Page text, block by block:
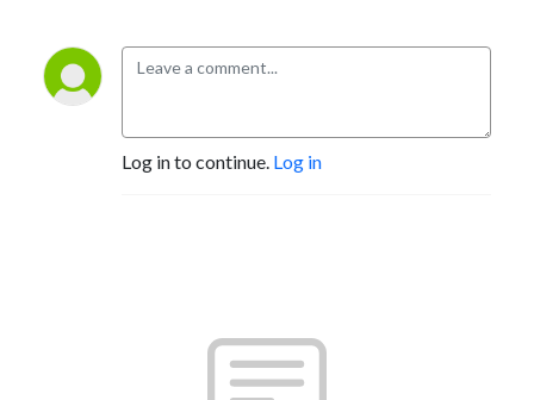
Log in to continue. Log in